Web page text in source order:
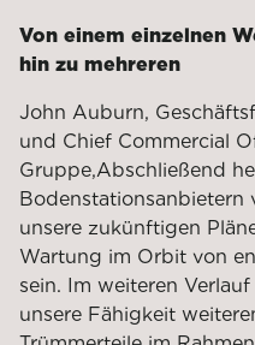
Von einem einzelnen
hin zu mehreren
John Auburn,
und Chief Commercial
Gruppe,Abschließend
unsere zukünftigen
Wartung im Orbit von
sein. Im weiteren
unsere Fähigkeit